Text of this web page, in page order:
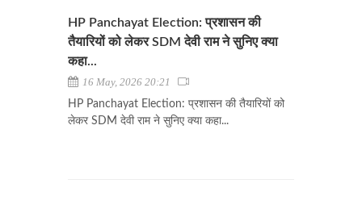
HP Panchayat Election: प्रशासन की
तैयारियों को लेकर SDM देवी राम ने सुनिए क्या
कहा...
16 May, 2026 20:21
HP Panchayat Election: प्रशासन की तैयारियों को
लेकर SDM देवी राम ने सुनिए क्या कहा...